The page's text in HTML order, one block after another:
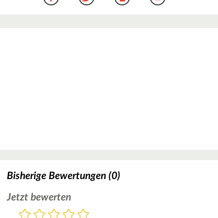
Bisherige Bewertungen (0)
Jetzt bewerten
Bewertung
5
4
3
2
1